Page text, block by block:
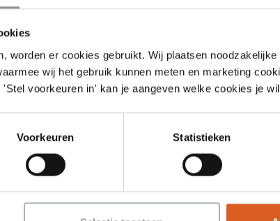
worden er cookies gebruikt. Wij plaatsen
wij het gebruik kunnen meten en marketing
voorkeuren in' kan je aangeven welke cookies je
Voorkeuren Statistieken
Sales Agent